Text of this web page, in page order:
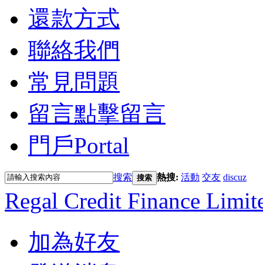
還款方式
聯絡我們
常見問題
留言點擊留言
門戶Portal
搜索 搜索 熱搜: 活動 交友 discuz
Regal Credit Finance
加為好友